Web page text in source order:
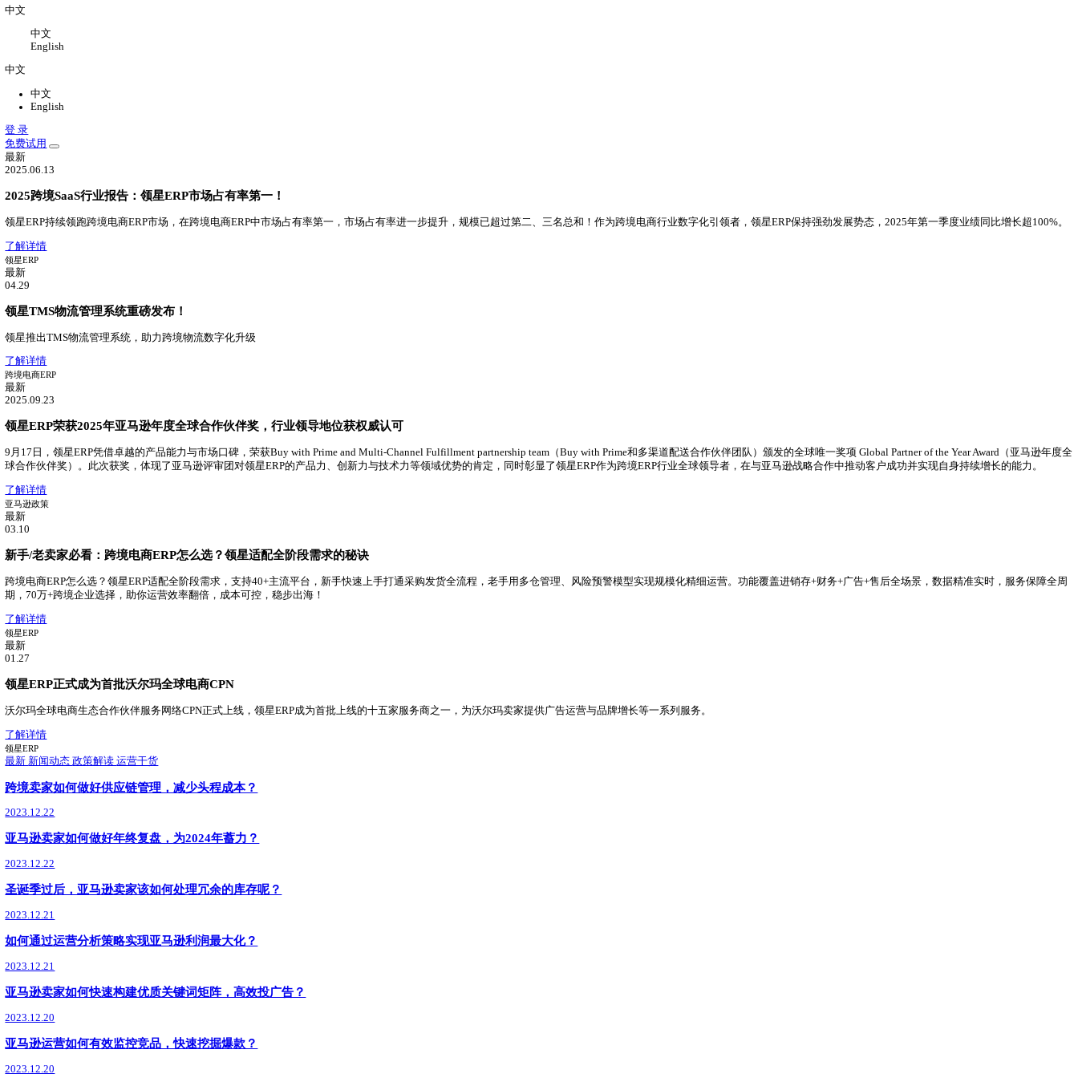
中文
中文
English
中文
English
登 录
免费试用
最新
2025.06.13
2025跨境SaaS行业报告：领星ERP市场占有率第一！
领星ERP持续领跑跨境电商ERP市场，在跨境电商ERP中市场占有率第一，市场占有率进一步提升，规模已超过第二、三名总和！作为跨境电商行业数字化引领者，领星ERP保持强劲发展
了解详情
领星ERP
最新
04.29
领星推出TMS物流管理系统，助力跨境物流数字化升级
了解详情
跨境电商ERP
最新
2025.09.23
领星ERP荣获2025年亚马逊年度全球合作伙伴奖，行业领导地位获权威认可
9月17日，领星ERP凭借卓越的产品能力与市场口碑，荣获Buy with Prime and Multi-Channel Fulfillment partnership team（Buy with Prime和多渠道配送合作伙伴团队）颁发的全球唯一奖项
球合作伙伴奖）。此次获奖，体现了亚马逊评审团对领星ERP的产品力、创新力与技术力等领域优势的肯定，同时彰显了领星ERP作为跨境ERP行业全球领导者，在与亚马逊战略合作中
了解详情
亚马逊政策
03.10
新手/老卖家必看：跨境电商ERP怎么选？领星适配全阶段需求的秘诀
期，70万+跨境企业选择，助你运营效率翻倍，成本可控，稳步出海！
领星ERP
最新
01.27
领星ERP正式成为首批沃尔玛全球电商CPN
沃尔玛全球电商生态合作伙伴服务网络CPN正式上线，领星ERP成为首批上线的十五家服务商之一，为沃尔玛卖家提供广告运营与品牌增长等一系列服务。